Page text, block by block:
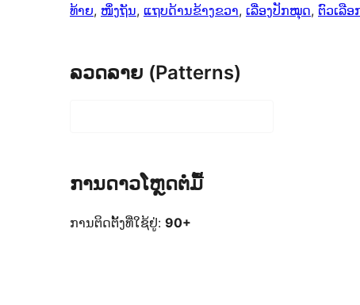
ທ້າຍ, ໜຶ່ງຖັນ, ແຖບດ້ານຂ້າງຂວາ, ເລື່ອງປັກໝຸດ, ຕົວເລືອ
ລວດລາຍ (Patterns)
ການດາວໂຫຼດຕໍ່ມື້
ການຕິດຕັ້ງທີ່ໃຊ້ຢູ່: 90+